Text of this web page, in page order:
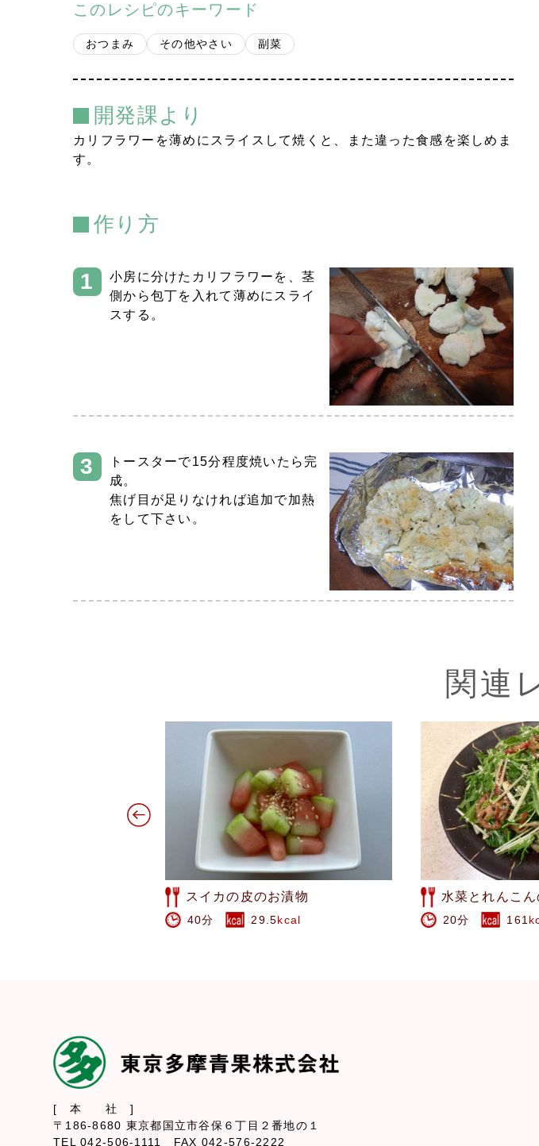
このレシピのキーワード
おつまみ その他やさい 副菜
開発課より
カリフラワーを薄めにスライスして焼くと、また違った食感を楽しめま
す。
作り方
小房に分けたカリフラワーを、茎
側から包丁を入れて薄めにスライ
スする。
トースターで15分程度焼いたら完
成。
焦げ目が足りなければ追加で加熱
をして下さい。
関連
水菜とれんこんのオイルサラダ
20分 161kcal
海鮮塩焼きそば
20分 375
[ 本 社 ]
〒186-8680 東京都国立市谷保６丁目２番地の１
TEL 042-506-1111 FAX 042-576-2222